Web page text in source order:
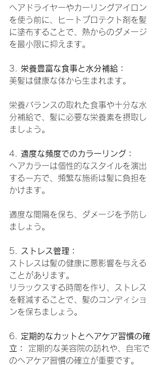
ヘアドライヤーやカーリングアイロン
を使う前に、ヒートプロテクト剤を髪
に塗布することで、熱からのダメージ
を最小限に抑えます。
3. 栄養豊富な食事と水分補給：
美髪は健康な体から生まれます。
栄養バランスの取れた食事や十分な水
分補給で、髪に必要な栄養素を摂取し
ましょう。
4. 適度な頻度でのカラーリング：
ヘアカラーは個性的なスタイルを演出
する一方で、頻繁な施術は髪に負担を
かけます。
適度な間隔を保ち、ダメージを予防し
ましょう。
5.
ストレス管理：
ストレスは髪の健康に悪影響を与える
ことがあります。
リラックスする時間を作り、ストレス
を軽減することで、髪のコンディショ
ンを保ちましょう。
6. 定期的なカットとヘアケア習慣の確
立：
定期的な美容院の訪れや、自宅で
のヘアケア習慣の確立が重要です。